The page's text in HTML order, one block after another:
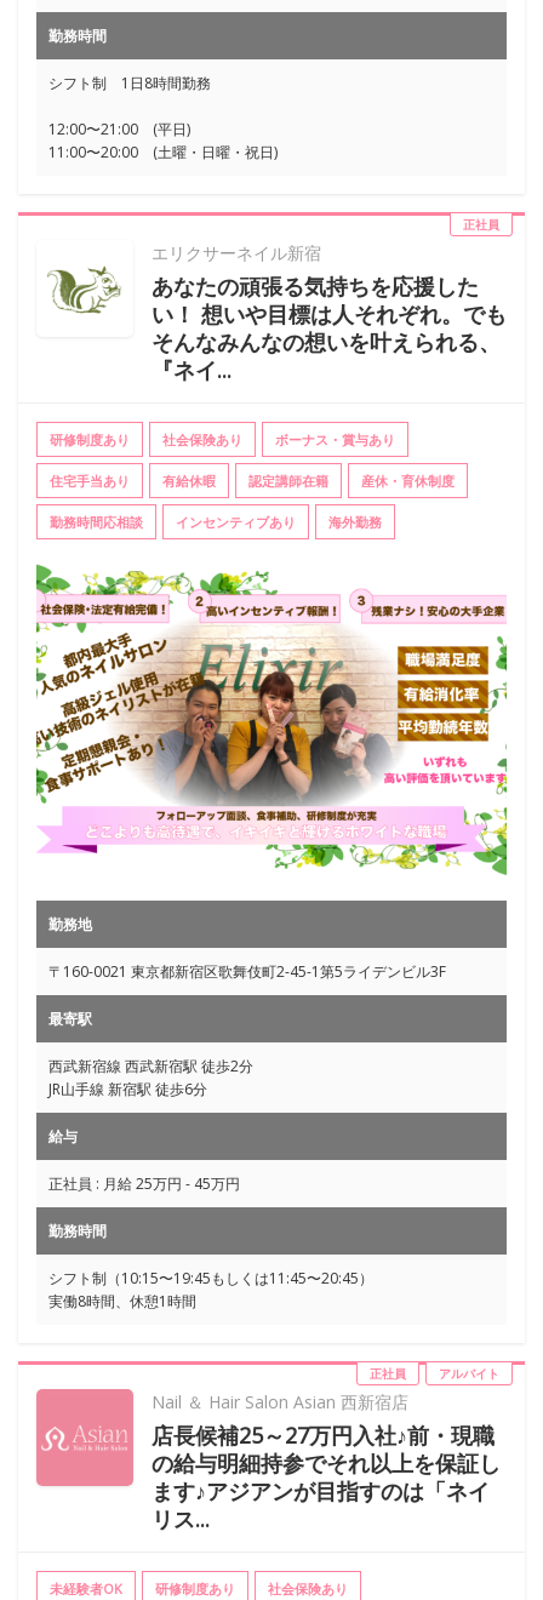
勤務時間
シフト制 1日8時間勤務
12:00〜21:00 (平日)
11:00〜20:00 (土曜・日曜・祝日)
正社員
エリクサーネイル新宿
あなたの頑張る気持ちを応援した
い！ 想いや目標は人それぞれ。でも
そんなみんなの想いを叶えられる、
『ネイ...
研修制度あり 社会保険あり ボーナス・賞与あり
住宅手当あり 有給休暇 認定講師在籍 産休・育休制度
勤務時間応相談 インセンティブあり 海外勤務
勤務地
〒160-0021 東京都新宿区歌舞伎町2-45-1第5ライデンビル3F
最寄駅
西武新宿線 西武新宿駅 徒歩2分
JR山手線 新宿駅 徒歩6分
給与
正社員 : 月給 25万円 - 45万円
勤務時間
シフト制（10:15〜19:45もしくは11:45〜20:45）
実働8時間、休憩1時間
正社員 アルバイト
Nail ＆ Hair Salon Asian 西新宿店
店長候補25～27万円入社♪前・現職
の給与明細持参でそれ以上を保証し
ます♪アジアンが目指すのは「ネイ
リス...
未経験者OK 研修制度あり 社会保険あり